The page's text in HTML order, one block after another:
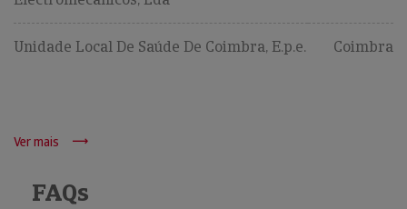
Unidade Local De Saúde De Coimbra, E.p.e. Coimbra
Ver mais
FAQs